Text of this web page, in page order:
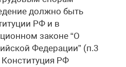
должно быть
РФ и в
законе “О
Федерации” (п.3
РФ